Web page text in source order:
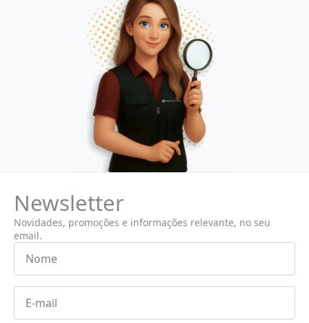
Newsletter
Novidades, promoções e informações relevante, no seu
email.
Nome
Email